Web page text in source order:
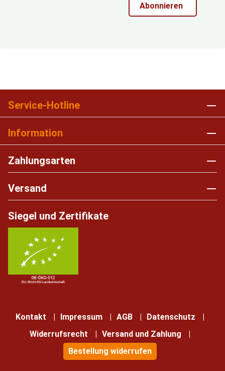
Abonnieren
Service-Hotline
Information
Zahlungsarten
Versand
Siegel und Zertifikate
Kontakt Impressum AGB
Datenschutz
Widerrufsrecht
Versand und Zahlung
Bestellung widerrufen